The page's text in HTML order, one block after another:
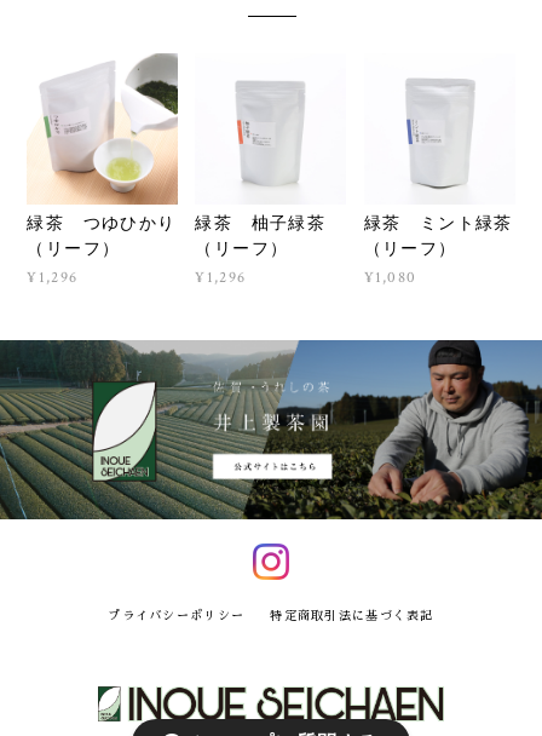
緑茶 つゆひかり
（リーフ）
¥1,296
緑茶 柚子緑茶
（リーフ）
¥1,296
緑茶 ミント緑茶
（リーフ）
¥1,080
プライバシーポリシー 特定商取引法に基づく表記